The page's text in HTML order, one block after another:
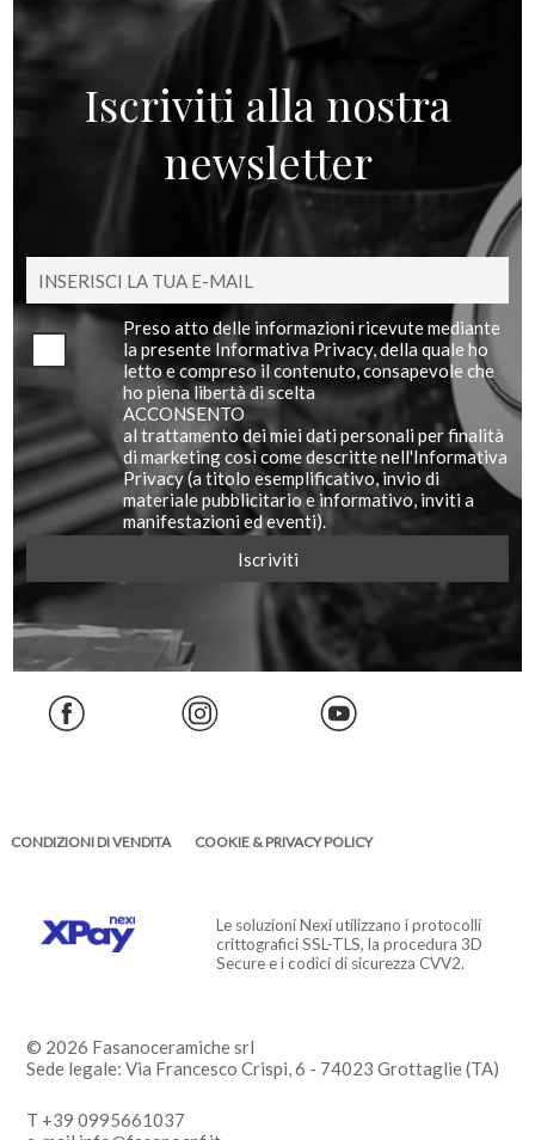
Iscriviti alla nostra
newsletter
Preso atto delle informazioni ricevute mediante
la presente Informativa Privacy, della quale ho
letto e compreso il contenuto, consapevole che
ho piena libertà di scelta
ACCONSENTO
al trattamento dei miei dati personali per finalità
di marketing così come descritte nell'Informativa
Privacy (a titolo esemplificativo, invio di
materiale pubblicitario e informativo, inviti a
manifestazioni ed eventi).
CONDIZIONI DI VENDITA COOKIE & PRIVACY POLICY
Le soluzioni Nexi utilizzano i protocolli
crittografici SSL-TLS, la procedura 3D
Secure e i codici di sicurezza CVV2.
© 2026 Fasanoceramiche srl
Sede legale: Via Francesco Crispi, 6 - 74023 Grottaglie (TA)
T +39 0995661037